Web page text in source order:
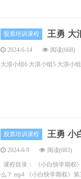
股票培训课程 王勇 大
2024-6-14 阅读(668)
大浪小组6 大浪小组5 大浪小
股票培训课程 王勇 小
2024-6-9 阅读(683)
课程目录： 《小白快学期权
么？.mp4 《小白快学期权》